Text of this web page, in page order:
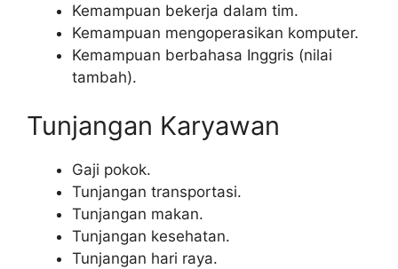
Kemampuan bekerja dalam tim.
Kemampuan mengoperasikan komputer.
Kemampuan berbahasa Inggris (nilai
tambah).
Tunjangan Karyawan
Gaji pokok.
Tunjangan transportasi.
Tunjangan makan.
Tunjangan kesehatan.
Tunjangan hari raya.